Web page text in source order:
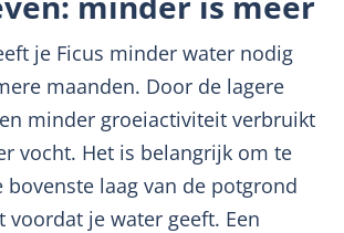
je Ficus minder water nodig
maanden. Door de lagere
minder groeiactiviteit verbruikt
vocht. Het is belangrijk om te
laag van de potgrond
voordat je water geeft. Een